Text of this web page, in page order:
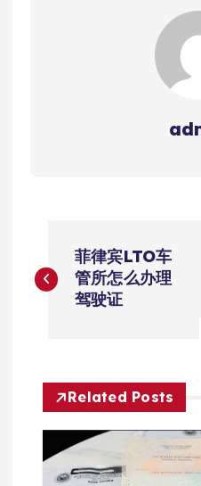
章
航
菲律宾LTO车
管所怎么办理
驾驶证
Related Posts